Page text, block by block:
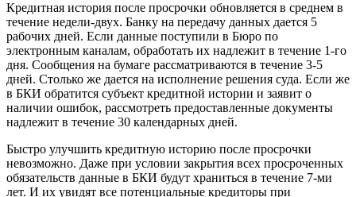
Кредитная история после просрочки обновляется в среднем в
течение недели-двух. Банку на передачу данных дается 5
рабочих дней. Если данные поступили в Бюро по
электронным каналам, обработать их надлежит в течение 1-го
дня. Сообщения на бумаге рассматриваются в течение 3-5
дней. Столько же дается на исполнение решения суда. Если же
в БКИ обратится субъект кредитной истории и заявит о
наличии ошибок, рассмотреть предоставленные документы
надлежит в течение 30 календарных дней.
Быстро улучшить кредитную историю после просрочки
невозможно. Даже при условии закрытия всех просроченных
обязательств данные в БКИ будут храниться в течение 7-ми
лет. И их увидят все потенциальные кредиторы при